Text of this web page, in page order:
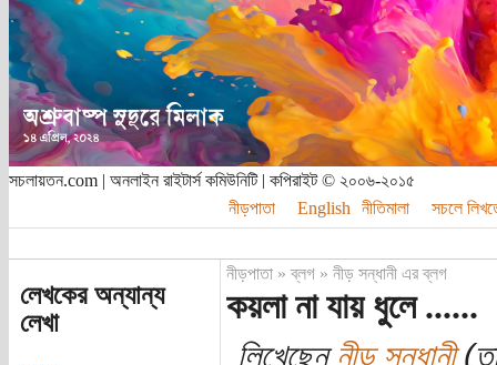
সচলায়তন.com | অনলাইন রাইটার্স কমিউনিটি | কপিরাইট © ২০০৬-২০১৫
নীড়পাতা
English নীতিমালা সচলে
লেখকের অন্যান্য
লেখা
নীড়পাতা»ব্লগ» নীড় সন্ধানী এর ব্লগ
কয়লা না যায় ধুলে ......
লিখেছেননীড় সন্ধানী